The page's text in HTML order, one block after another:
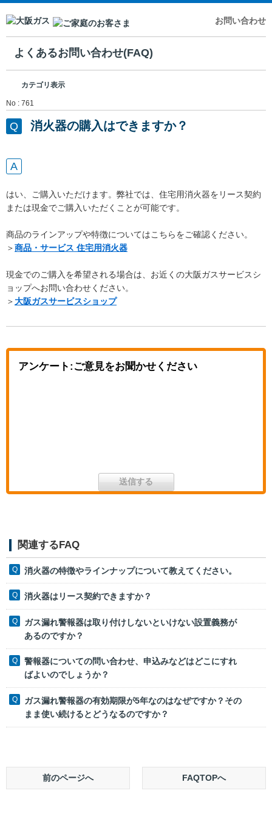
お問い合わせ
よくあるお問い合わせ(FAQ)
カテゴリ表示
No : 761
消火器の購入はできますか？
はい、ご購入いただけます。弊社では、住宅用消火器をリース契約
または現金でご購入いただくことが可能です。
商品のラインアップや特徴についてはこちらをご確認ください。
＞商品・サービス 住宅用消火器
現金でのご購入を希望される場合は、お近くの大阪ガスサービスシ
ョップへお問い合わせください。
＞大阪ガスサービスショップ
アンケート:ご意見をお聞かせください
関連するFAQ
消火器の特徴やラインナップについて教えてください。
消火器はリース契約できますか？
ガス漏れ警報器は取り付けしないといけない設置義務が
あるのですか？
警報器についての問い合わせ、申込みなどはどこにすれ
ばよいのでしょうか？
ガス漏れ警報器の有効期限が5年なのはなぜですか？その
まま使い続けるとどうなるのですか？
前のページへ FAQTOPへ